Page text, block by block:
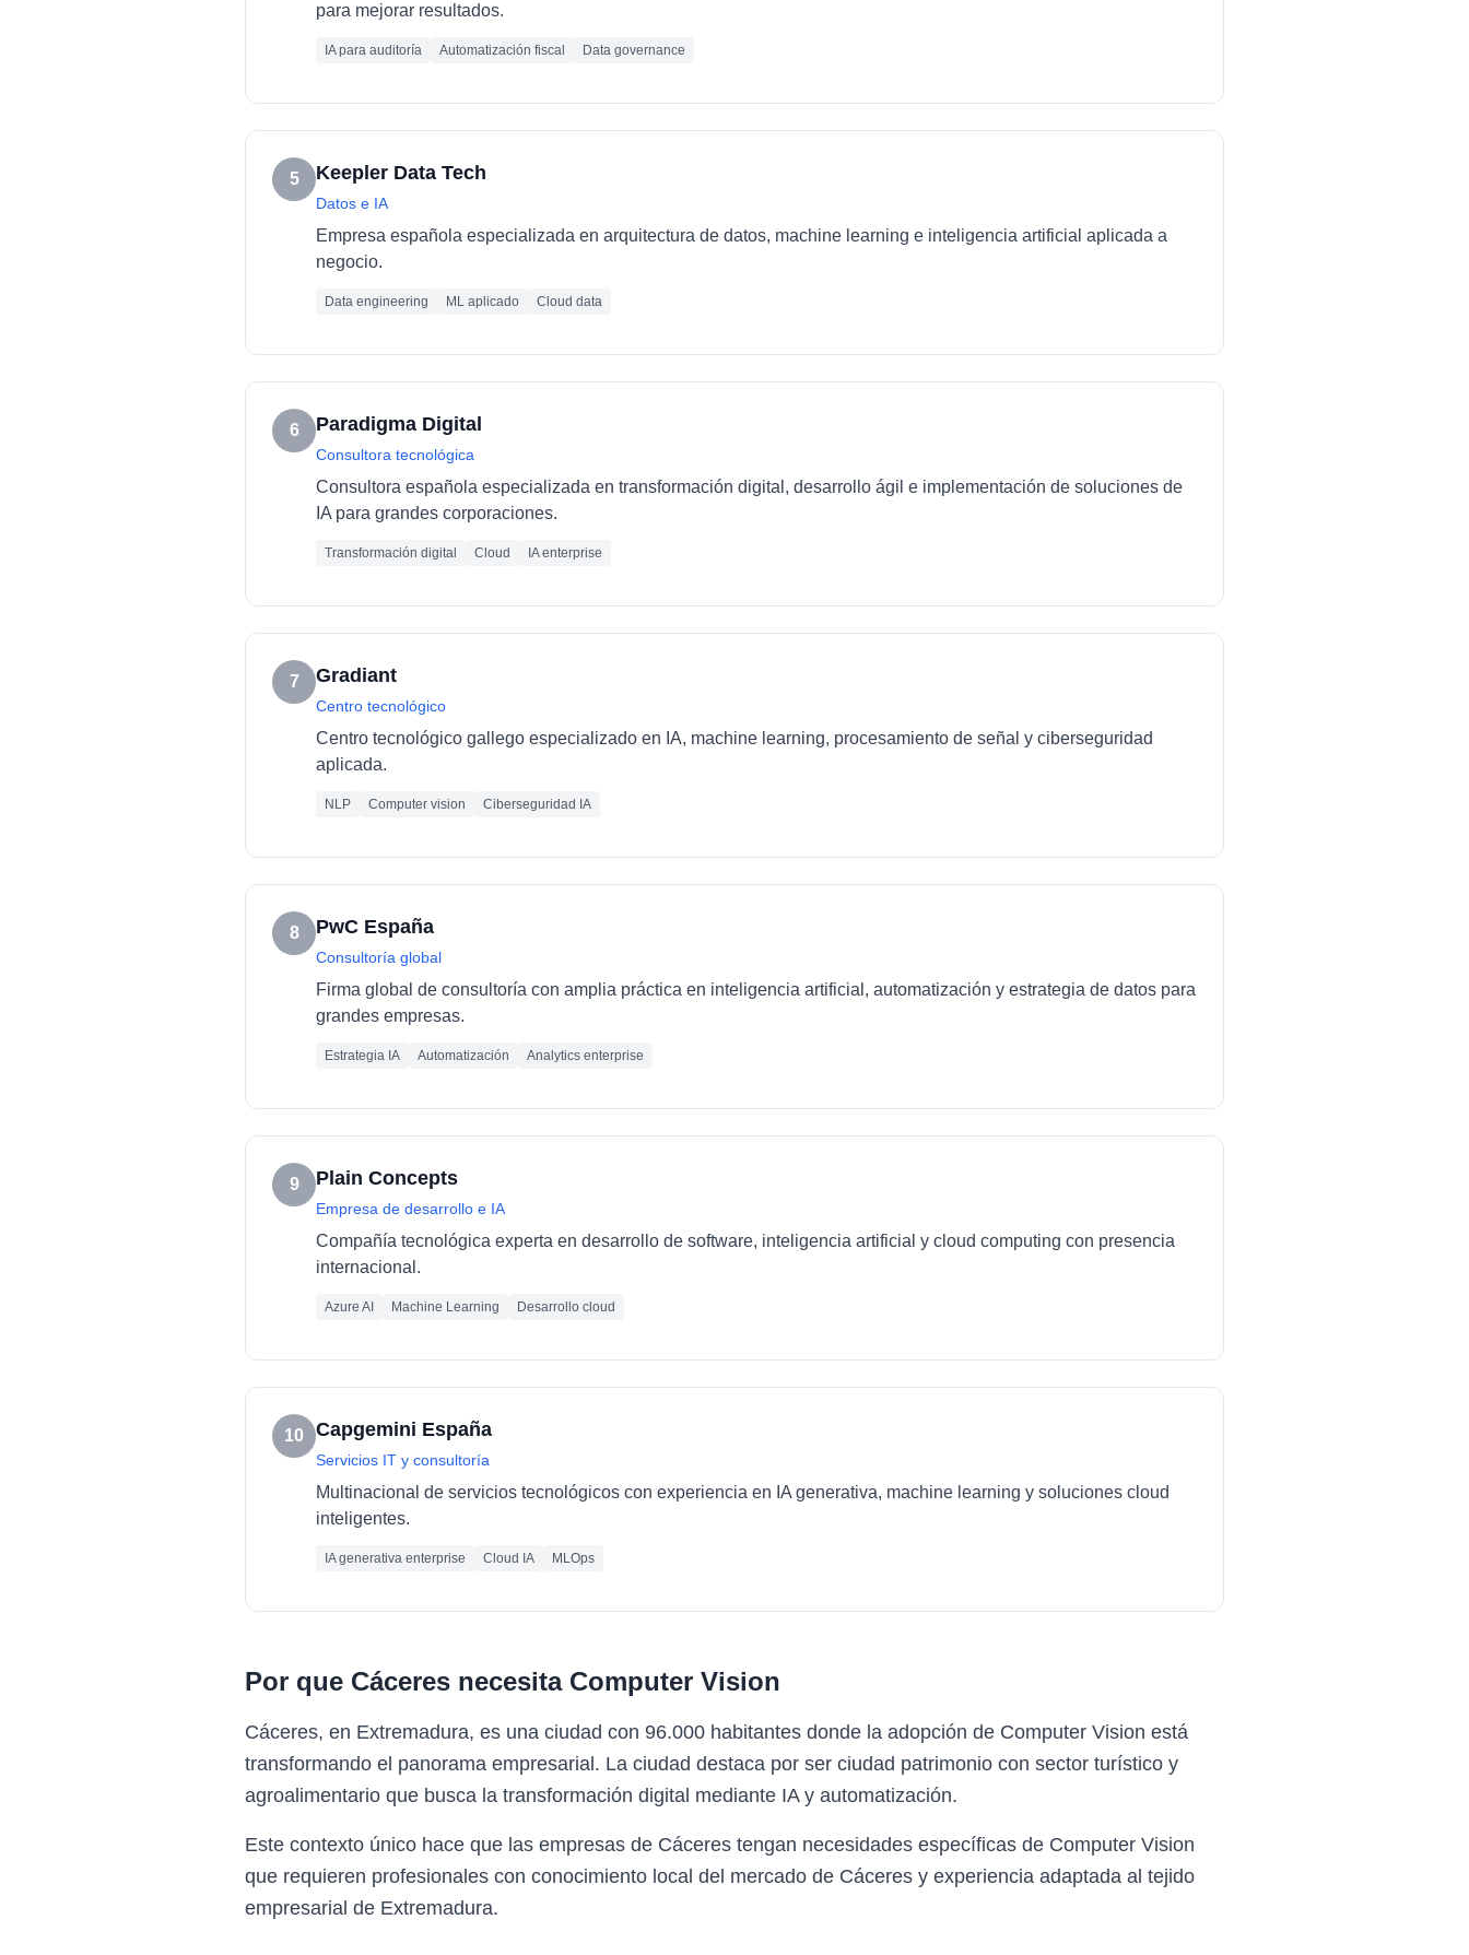
para mejorar resultados.
IA para auditoría Automatización fiscal Data governance
5 Keepler Data Tech
Datos e IA
Empresa española especializada en arquitectura de datos, machine learning e inteligencia artificial aplicada a
negocio.
Data engineering ML aplicado Cloud data
6 Paradigma Digital
Consultora tecnológica
Consultora española especializada en transformación digital, desarrollo ágil e implementación de soluciones de
IA para grandes corporaciones.
Transformación digital Cloud IA enterprise
7 Gradiant
Centro tecnológico
Centro tecnológico gallego especializado en IA, machine learning, procesamiento de señal y ciberseguridad
aplicada.
NLP Computer vision Ciberseguridad IA
8 PwC España
Consultoría global
Firma global de consultoría con amplia práctica en inteligencia artificial, automatización y estrategia de datos para
grandes empresas.
Estrategia IA Automatización Analytics enterprise
9 Plain Concepts
Empresa de desarrollo e IA
Compañía tecnológica experta en desarrollo de software, inteligencia artificial y cloud computing con presencia
internacional.
Azure AI Machine Learning Desarrollo cloud
10 Capgemini España
Servicios IT y consultoría
Multinacional de servicios tecnológicos con experiencia en IA generativa, machine learning y soluciones cloud
inteligentes.
IA generativa enterprise Cloud IA MLOps
Por que Cáceres necesita Computer Vision
Cáceres, en Extremadura, es una ciudad con 96.000 habitantes donde la adopción de Computer Vision está
transformando el panorama empresarial. La ciudad destaca por ser ciudad patrimonio con sector turístico y
agroalimentario que busca la transformación digital mediante IA y automatización.
Este contexto único hace que las empresas de Cáceres tengan necesidades específicas de Computer Vision
que requieren profesionales con conocimiento local del mercado de Cáceres y experiencia adaptada al tejido
empresarial de Extremadura.